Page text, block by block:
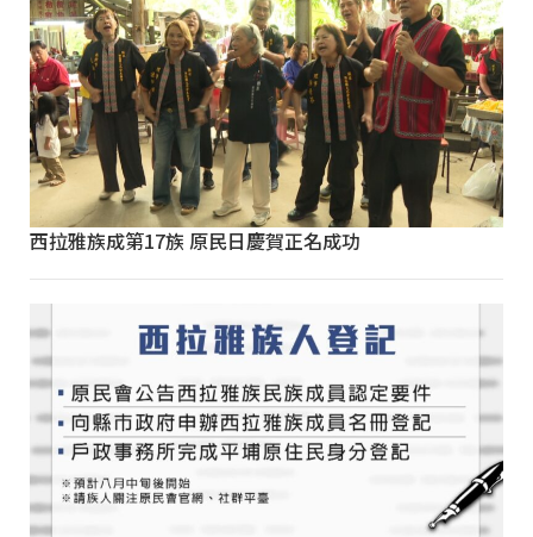
西拉雅族成第17族 原民日慶賀正名成功